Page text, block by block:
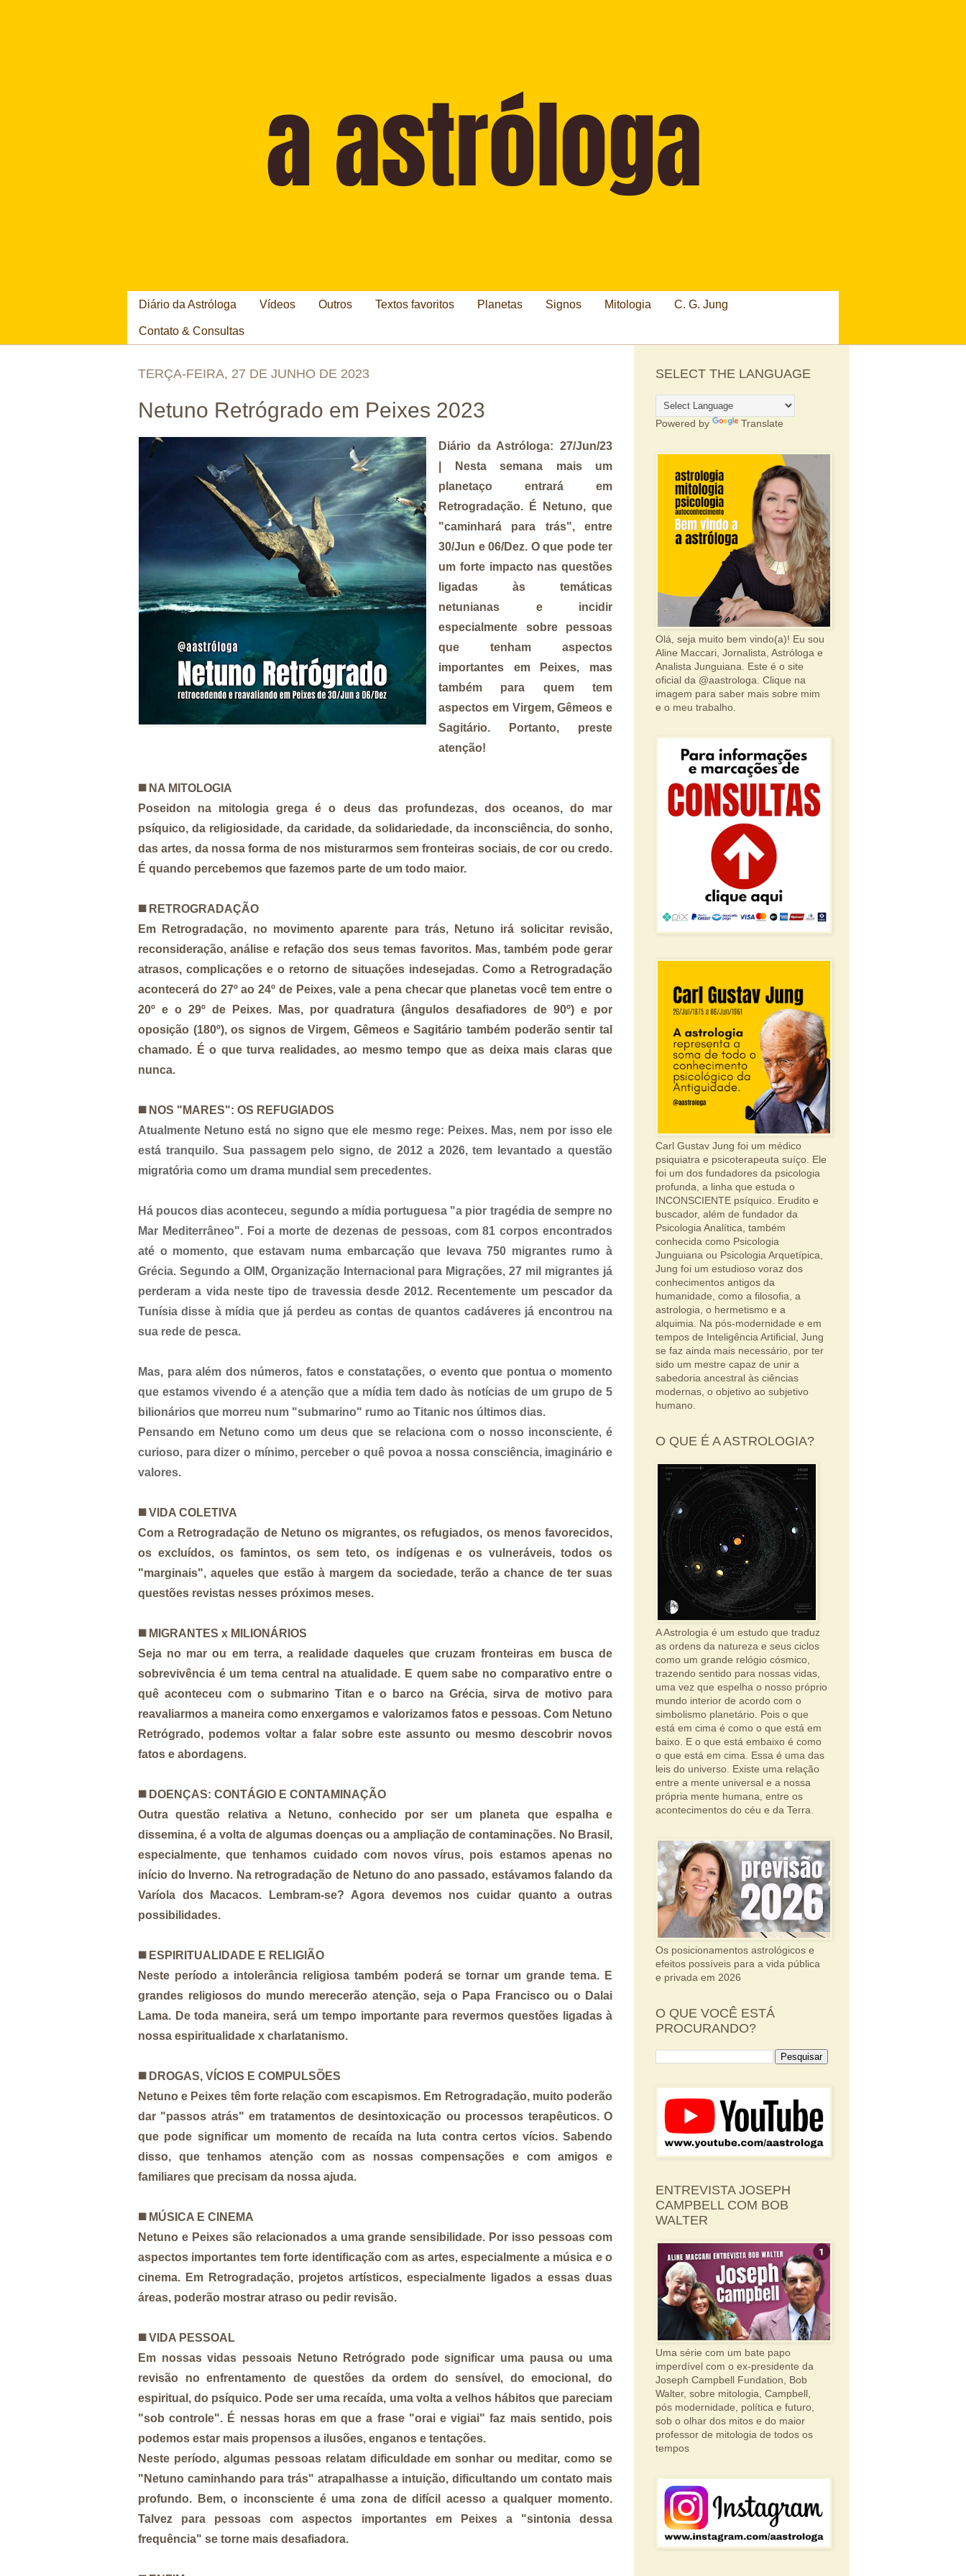
Diário da Astróloga Vídeos Outros Textos favoritos Planetas Signos Mitologia C. G. Jung
Contato & Consultas
TERÇA-FEIRA, 27 DE JUNHO DE 2023
Netuno Retrógrado em Peixes 2023
Diário da Astróloga: 27/Jun/23
Nesta semana mais um
planetaço entrará em
Retrogradação. É Netuno, que
"caminhará para trás",
entre
30/Jun e 06/Dez. O que pode ter
um forte impacto nas questões
ligadas às temáticas
netunianas
e incidir
especialmente sobre
pessoas
que tenham aspectos
importantes em Peixes, mas
também para quem tem
aspectos em Virgem, Gêmeos e
Sagitário. Portanto, preste
atenção!
◼️ NA MITOLOGIA
Poseidon na mitologia grega é o deus das profundezas, dos oceanos, do mar
psíquico, da religiosidade, da caridade, da solidariedade, da inconsciência, do sonho,
das artes, da nossa forma de nos misturarmos sem fronteiras sociais, de cor ou credo.
É quando percebemos que fazemos parte de um todo maior.
◼️ RETROGRADAÇÃO
Em Retrogradação, no movimento aparente para trás, Netuno irá solicitar revisão,
reconsideração, análise e refação dos seus temas favoritos. Mas, também pode gerar
atrasos, complicações e o retorno de situações indesejadas. Como a Retrogradação
acontecerá do 27º ao 24º de Peixes, vale a pena checar que planetas você tem entre o
20º e o 29º de Peixes. Mas, por quadratura (ângulos desafiadores de 90º) e por
oposição (180º), os signos de Virgem, Gêmeos e Sagitário também poderão sentir tal
chamado. É o que turva realidades, ao mesmo tempo que as deixa mais claras que
nunca.
◼️ NOS "MARES": OS REFUGIADOS
Atualmente Netuno está no signo que ele mesmo rege: Peixes. Mas, nem por isso ele
está tranquilo. Sua passagem pelo signo, de 2012 a 2026, tem levantado a questão
migratória como um drama mundial sem precedentes.
Há poucos dias aconteceu, segundo a mídia portuguesa "a pior tragédia de sempre no
Mar Mediterrâneo". Foi a morte de dezenas de pessoas, com 81 corpos encontrados
até o momento, que estavam numa embarcação que levava 750 migrantes rumo à
Grécia. Segundo a OIM, Organização Internacional para Migrações, 27 mil migrantes já
perderam a vida neste tipo de travessia desde 2012. Recentemente um pescador da
Tunísia disse à mídia que já perdeu as contas de quantos cadáveres já encontrou na
sua rede de pesca.
Mas, para além dos números, fatos e constatações, o evento que pontua o momento
que estamos vivendo é a atenção que a mídia tem dado às notícias de um grupo de 5
bilionários que morreu num "submarino" rumo ao Titanic nos últimos dias.
Pensando em Netuno como um deus que se relaciona com o nosso inconsciente, é
curioso, para dizer o mínimo, perceber o quê povoa a nossa consciência, imaginário e
valores.
◼️VIDA COLETIVA
Com a Retrogradação de Netuno os migrantes, os refugiados, os menos favorecidos,
os excluídos, os famintos, os sem teto, os indígenas e os vulneráveis, todos os
"marginais", aqueles que estão à margem da sociedade, terão a chance de ter suas
questões revistas nesses próximos meses.
◼️ MIGRANTES x MILIONÁRIOS
Seja no mar ou em terra, a realidade daqueles que cruzam fronteiras em busca de
sobrevivência é um tema central na atualidade. E quem sabe no comparativo entre o
quê aconteceu com o submarino Titan e o barco na Grécia, sirva de motivo para
reavaliarmos a maneira como enxergamos e valorizamos fatos e pessoas. Com Netuno
Retrógrado, podemos voltar a falar sobre este assunto ou mesmo descobrir novos
fatos e abordagens.
◼️ DOENÇAS: CONTÁGIO E CONTAMINAÇÃO
Outra questão relativa a Netuno, conhecido por ser um planeta que espalha e
dissemina, é a volta de algumas doenças ou a ampliação de contaminações. No Brasil,
especialmente, que tenhamos cuidado com novos vírus, pois estamos apenas no
início do Inverno. Na retrogradação de Netuno do ano passado, estávamosfalando da
Varíola dos Macacos. Lembram-se? Agora devemos nos cuidar quanto a outras
possibilidades.
◼️ ESPIRITUALIDADE E RELIGIÃO
Neste período a intolerância religiosa também poderá se tornar um grande tema. E
grandes religiosos do mundo merecerão atenção, seja o Papa Francisco ou o Dalai
Lama. De toda maneira, será um tempo importante para revermos questões ligadas à
nossa espiritualidade x charlatanismo.
◼️ DROGAS, VÍCIOS E COMPULSÕES
Netuno e Peixes têm forte relação com escapismos. Em Retrogradação, muito poderão
dar "passos atrás" em tratamentos de desintoxicação ou processos terapêuticos. O
que pode significar um momento de recaída na luta contra certos vícios. Sabendo
disso, que tenhamos atenção com as nossas compensações e com amigos e
familiares que precisam da nossa ajuda.
◼️ MÚSICA E CINEMA
Netuno e Peixes são relacionados a uma grande sensibilidade. Por isso pessoas com
aspectos importantes tem forte identificação com as artes, especialmente a música e o
cinema. Em Retrogradação, projetos artísticos, especialmente ligados a essas duas
áreas, poderão mostrar atraso ou pedir revisão.
◼️VIDA PESSOAL
Em nossas vidas pessoais Netuno Retrógrado pode significar uma pausa ou uma
revisão no enfrentamento de questões da ordem do sensível, do emocional, do
espiritual, do psíquico. Pode ser uma recaída, uma volta a velhos hábitos que pareciam
"sob controle". É nessas horas em que a frase "orai e vigiai" faz mais sentido, pois
podemos estar mais propensos a ilusões, enganos e tentações.
Neste período, algumas pessoas relatam dificuldade em sonhar ou meditar, como se
"Netuno caminhando para trás" atrapalhasse a intuição, dificultando um contato mais
profundo. Bem, o inconsciente é uma zona de difícil acesso a qualquer momento.
Talvez para pessoas com aspectos importantes em Peixes a "sintonia dessa
frequência" se torne mais desafiadora.
SELECT THE LANGUAGE
Powered by Translate
Olá, seja muito bem vindo(a)! Eu sou
Aline Maccari, Jornalista, Astróloga e
Analista Junguiana. Este é o site
oficial da @aastrologa. Clique na
imagem para saber mais sobre mim
e o meu trabalho.
Carl Gustav Jung foi um médico
psiquiatra e psicoterapeuta suíço. Ele
foi um dos fundadores da psicologia
profunda, a linha que estuda o
INCONSCIENTE psíquico. Erudito e
buscador, além de fundador da
Psicologia Analítica, também
conhecida como Psicologia
Junguiana ou Psicologia Arquetípica,
Jung foi um estudioso voraz dos
conhecimentos antigos da
humanidade, como a filosofia, a
astrologia, o hermetismo e a
alquimia. Na pós-modernidade e em
tempos de Inteligência Artificial, Jung
se faz ainda mais necessário, por ter
sido um mestre capaz de unir a
sabedoria ancestral às ciências
modernas, o objetivo ao subjetivo
humano.
O QUE É A ASTROLOGIA?
A Astrologia é um estudo que traduz
as ordens da natureza e seus ciclos
como um grande relógio cósmico,
trazendo sentido para nossas vidas,
uma vez que espelha o nosso próprio
mundo interior de acordo com o
simbolismo planetário. Pois o que
está em cima é como o que está em
baixo. E o que está embaixo é como
o que está em cima. Essa é uma das
leis do universo. Existe uma relação
entre a mente universal e a nossa
própria mente humana, entre os
acontecimentos do céu e da Terra.
Os posicionamentos astrológicos e
efeitos possíveis para a vida pública
e privada em 2026
O QUE VOCÊ ESTÁ
PROCURANDO?
ENTREVISTA JOSEPH
CAMPBELL COM BOB
WALTER
Uma série com um bate papo
imperdível com o ex-presidente da
Joseph Campbell Fundation, Bob
Walter, sobre mitologia, Campbell,
pós modernidade, política e futuro,
sob o olhar dos mitos e do maior
professor de mitologia de todos os
tempos